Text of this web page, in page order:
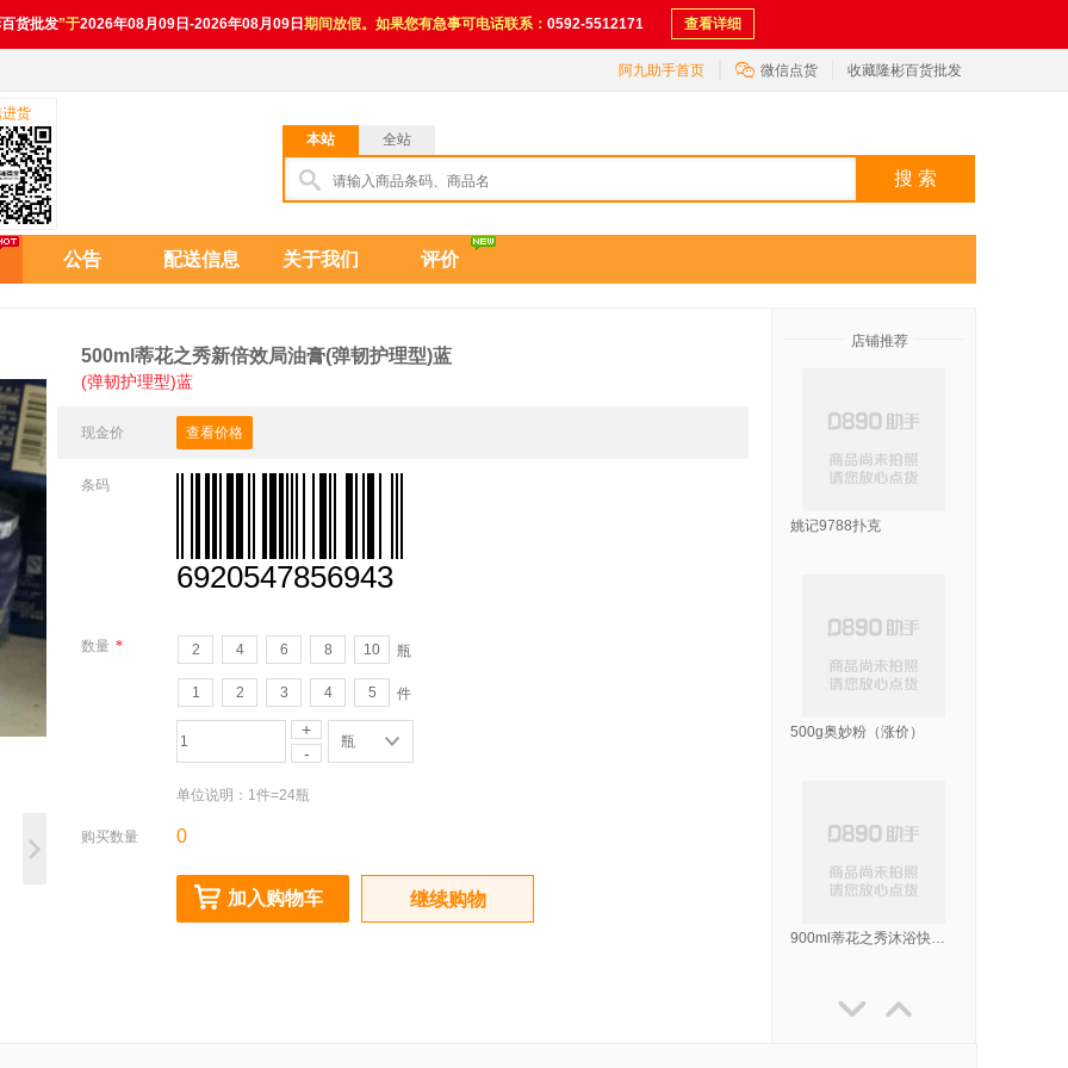
货批发”于2026年08月09日-2026年08月09日 期间放假。如果您有急事可电话联系： 0592-5512171 查看详细
阿九助手首页  微信点货 收藏隆彬百货批发
货
本站
全站
搜 索
公告 配送信息 关于我们 评价
500ml蒂花之秀新倍效局油膏(弹韧护理型)蓝
(弹韧护理型)蓝
现金价 查看价格
条码
6920547856943
数量 * 2 4 6 8 10 瓶
1 2 3 4 5 件
+
-
瓶
单位说明： 1件=24瓶
购买数量 0
加入购物车 继续购物
店铺推荐
姚记9788扑克
500g奥妙粉（涨价）
900ml蒂花之秀沐浴快线沐浴露(法国香水)-兰
 